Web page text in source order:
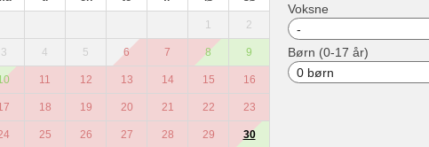
1 2
3 4 5 6 7 8 9
11 12 13 14 15 16
18 19 20 21 22 23
25 26 27 28 29 30
Voksne
Børn (0-17 år)